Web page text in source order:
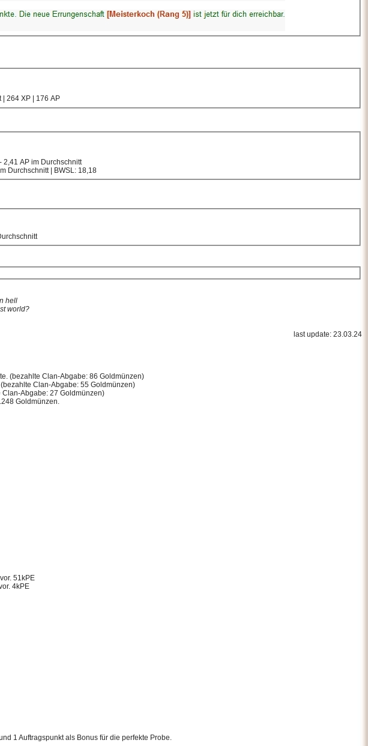
264 XP | 176 AP
2,41 AP im Durchschnitt
Durchschnitt | BWSL: 18,18
hell
world?
last update: 23.03.24
(bezahlte Clan-Abgabe: 86 Goldmünzen)
Clan-Abgabe: 55 Goldmünzen)
Abgabe: 27 Goldmünzen)
Goldmünzen.
51kPE
4kPE
1 Auftragspunkt als Bonus für die perfekte Probe.